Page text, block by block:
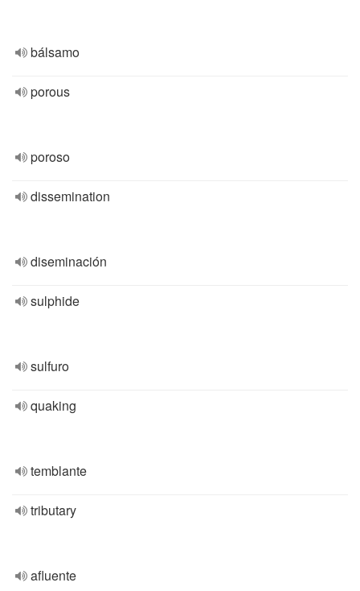
bálsamo
porous
poroso
dissemination
diseminación
sulphide
sulfuro
quaking
temblante
tributary
afluente